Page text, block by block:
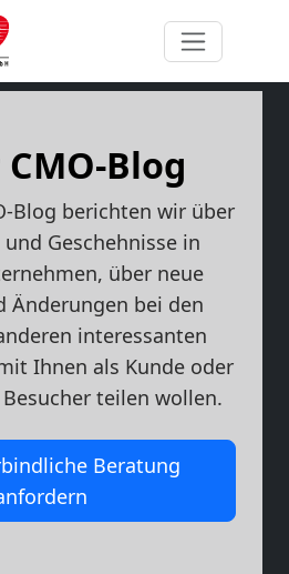
Blog
Blog berichten wir über
Geschehnisse in
über neue
Änderungen bei den
interessanten
Ihnen als Kunde oder
teilen wollen.
Beratung